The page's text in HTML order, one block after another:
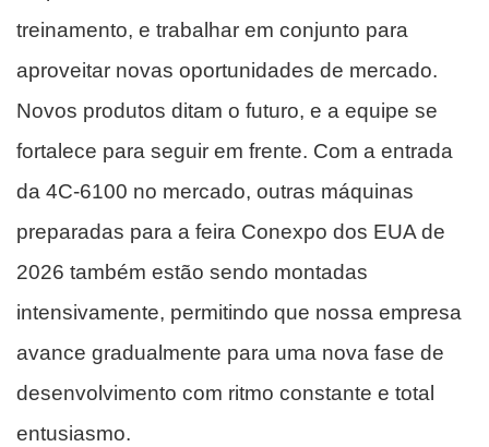
treinamento, e trabalhar em conjunto para
aproveitar novas oportunidades de mercado.
Novos produtos ditam o futuro, e a equipe se
fortalece para seguir em frente. Com a entrada
da 4C-6100 no mercado, outras máquinas
preparadas para a feira Conexpo dos EUA de
2026 também estão sendo montadas
intensivamente, permitindo que nossa empresa
avance gradualmente para uma nova fase de
desenvolvimento com ritmo constante e total
entusiasmo.